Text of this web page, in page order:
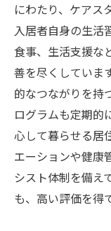
にわたり、ケアス
入居者自身の生活
食事、生活支援な
善を尽くしていま
的なつながりを持
ログラムも定期的
心して暮らせる居
エーションや健康
シスト体制を備え
も、高い評価を得